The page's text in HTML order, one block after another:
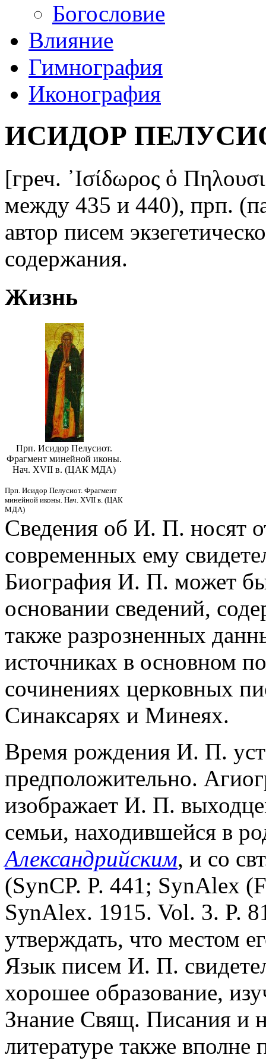
Богословие
Влияние
Гимнография
Иконография
ИСИДОР
[греч. ᾿Ισίδωρος ὁ
между 435 и 440), прп.
автор писем
содержания.
Жизнь
Прп. Исидор Пелусиот.
Фрагмент минейной иконы.
Нач. XVII в. (ЦАК МДА)
Прп. Исидор Пелусиот. Фрагмент
минейной иконы. Нач. XVII в. (ЦАК
МДА)
Сведения об И. П. носят
современных ему
Биография И. П. может
основании сведений,
также разрозненных
источниках в основном
сочинениях церковных
Синаксарях и Минеях.
Время рождения И. П.
предположительно.
изображает И. П.
семьи, находившейся в
Александрийским, и со
(SynCP. P. 441; SynAlex
SynAlex. 1915. Vol. 3. P.
утверждать, что местом
Язык писем И. П.
хорошее образование,
Знание Свящ. Писания и
литературе также